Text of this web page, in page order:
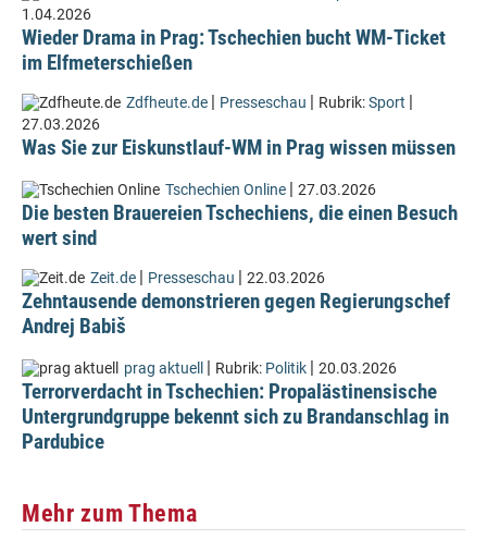
1.04.2026
Wieder Drama in Prag: Tschechien bucht WM-Ticket
im Elfmeterschießen
Zdfheute.de | Presseschau | Rubrik:Sport |
27.03.2026
Was Sie zur Eiskunstlauf-WM in Prag wissen müssen
Tschechien Online | 27.03.2026
Die besten Brauereien Tschechiens, die einen Besuch
wert sind
Zeit.de | Presseschau | 22.03.2026
Zehntausende demonstrieren gegen Regierungschef
Andrej Babiš
prag aktuell | Rubrik: Politik | 20.03.2026
Terrorverdacht in Tschechien: Propalästinensische
Untergrundgruppe bekennt sich zu Brandanschlag in
Pardubice
Mehr zum Thema